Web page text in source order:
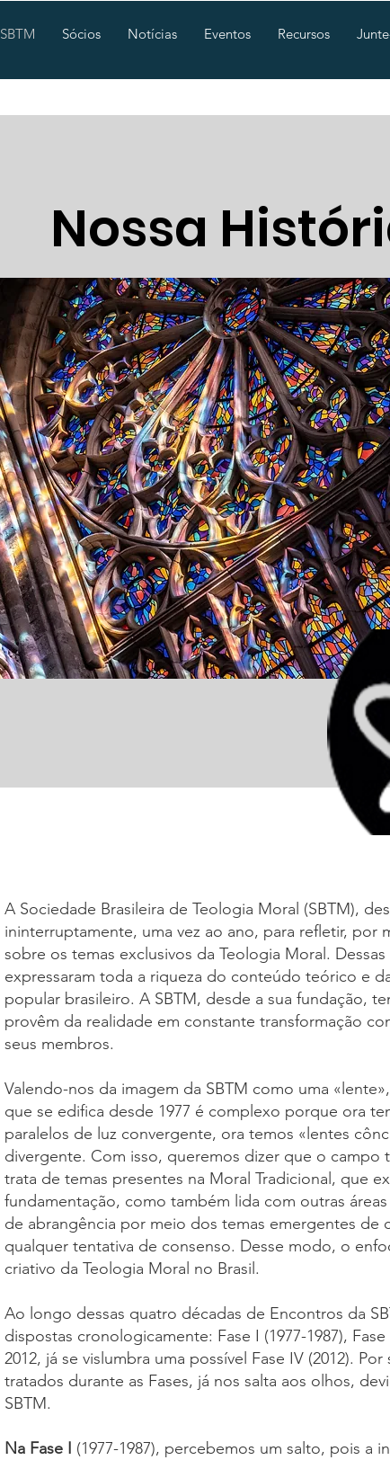
SBTM Sócios Notícias Eventos Recursos
Nossa
A Sociedade Brasileira de Teologia Moral (SBTM),
ininterruptamente, uma vez ao ano, para refletir, por
sobre os temas exclusivos da Teologia Moral.
expressaram toda a riqueza do conteúdo teórico e
popular brasileiro. A SBTM, desde a sua fundação,
provêm da realidade em constante transformação
seus membros.
Valendo-nos da imagem da SBTM como uma
que se edifica desde 1977 é complexo porque ora
paralelos de luz convergente, ora temos «lentes
divergente. Com isso, queremos dizer que o campo
trata de temas presentes na Moral Tradicional, que
fundamentação, como também lida com outras
de abrangência por meio dos temas emergentes de
qualquer tentativa de consenso. Desse modo, o
criativo da Teologia Moral no Brasil.
Ao longo dessas quatro décadas de Encontros da
dispostas cronologicamente: Fase I (1977-1987),
2012, já se vislumbra uma possível Fase IV (2012).
tratados durante as Fases, já nos salta aos olhos,
SBTM.
Na Fase I (1977-1987), percebemos um salto, pois a